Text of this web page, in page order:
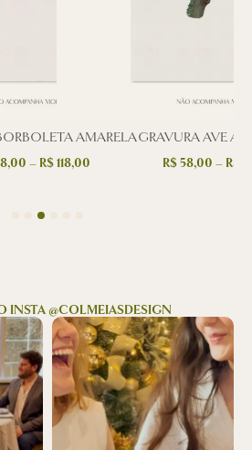
AMARELA
– R$118,00
GRAVURA AVE
R$58,00 – R$
INSTA @COLMEIASDESIGN